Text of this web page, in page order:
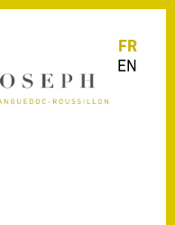
FR
EN